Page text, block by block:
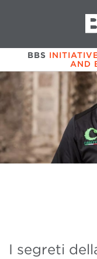
BBS
AND
I segreti